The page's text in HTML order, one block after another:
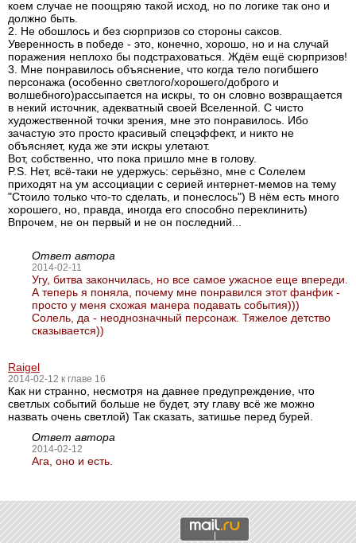
коем случае не поощряю такой исход, но по логике так оно и
должно быть.
2. Не обошлось и без сюрпризов со стороны саксов.
Уверенность в победе - это, конечно, хорошо, но и на случай
поражения неплохо бы подстраховаться. Ждём ещё сюрпризов!
3. Мне понравилось объяснение, что когда тело погибшего
персонажа (особенно светлого/хорошего/доброго и
волшебного)рассыпается на искры, то он словно возвращается
в некий источник, адекватный своей Вселенной. С чисто
художественной точки зрения, мне это понравилось. Ибо
зачастую это просто красивый спецэффект, и никто не
объясняет, куда же эти искры улетают.
Вот, собственно, что пока пришло мне в голову.
P.S. Нет, всё-таки не удержусь: серьёзно, мне с Солелем
приходят на ум ассоциации с серией интернет-мемов на тему
"Стоило только что-то сделать, и понеслось") В нём есть много
хорошего, но, правда, иногда его способно переклинить)
Впрочем, не он первый и не он последний...
Ответ автора
2014-02-11
Угу, битва закончилась, но все самое ужасное еще впереди.
А теперь я поняла, почему мне понравился этот фанфик -
просто у меня схожая манера подавать события)))
Солель, да - неоднозначный персонаж. Тяжелое детство
сказывается))
Raigel
2014-02-12 к главе 16
Как ни странно, несмотря на давнее предупреждение, что
светлых событий больше не будет, эту главу всё же можно
назвать очень светлой) Так сказать, затишье перед бурей.
Ответ автора
2014-02-12
Ага, оно и есть.